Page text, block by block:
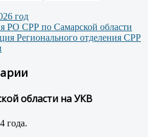
год
РО СРР по Самарской области
Регионального отделения СРР
области на УКВ
года.